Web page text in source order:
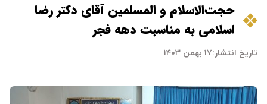
حجت‌الاسلام و المسلمین آقای دکتر رضا
اسلامی به مناسبت دهه فجر
تاریخ انتشار:۱۷ بهمن ۱۴۰۳